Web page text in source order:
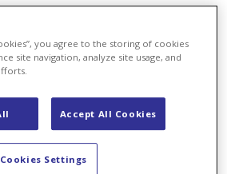
von über 30 Banken
revolvierende kommittierte
in
EUR 7,0 Milliarden vereinbart.
you agree to the storing of cookies
site navigation, analyze site usage, and
Accept All Cookies
Cookies Settings